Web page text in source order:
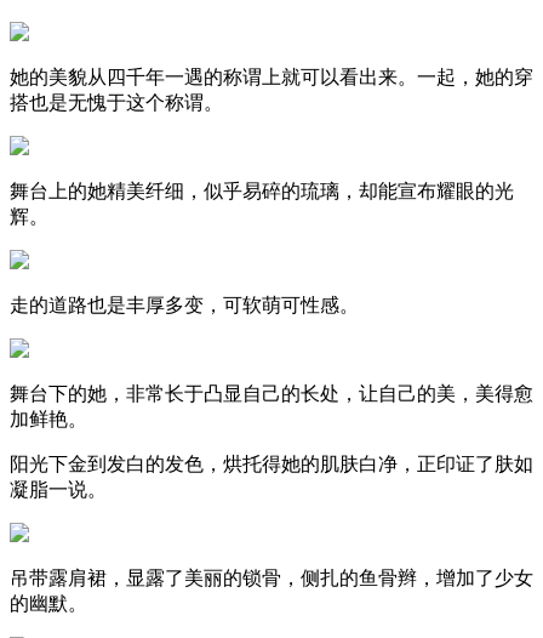
她的美貌从四千年一遇的称谓上就可以看出来。一起，她的穿
搭也是无愧于这个称谓。
舞台上的她精美纤细，似乎易碎的琉璃，却能宣布耀眼的光
辉。
走的道路也是丰厚多变，可软萌可性感。
舞台下的她，非常长于凸显自己的长处，让自己的美，美得愈
加鲜艳。
阳光下金到发白的发色，烘托得她的肌肤白净，正印证了肤如
凝脂一说。
吊带露肩裙，显露了美丽的锁骨，侧扎的鱼骨辫，增加了少女
的幽默。